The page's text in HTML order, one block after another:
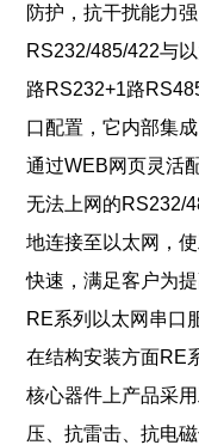
防护，抗干扰能力
RS232/485/422与
路RS232+1路
口配置，它内部集
通过WEB网页灵活
无法上网的RS232/
地连接至以太网，
快速，满足客户为
RE系列以太网串口
在结构安装方面RE
核心器件上产品采
压、抗雷击、抗电